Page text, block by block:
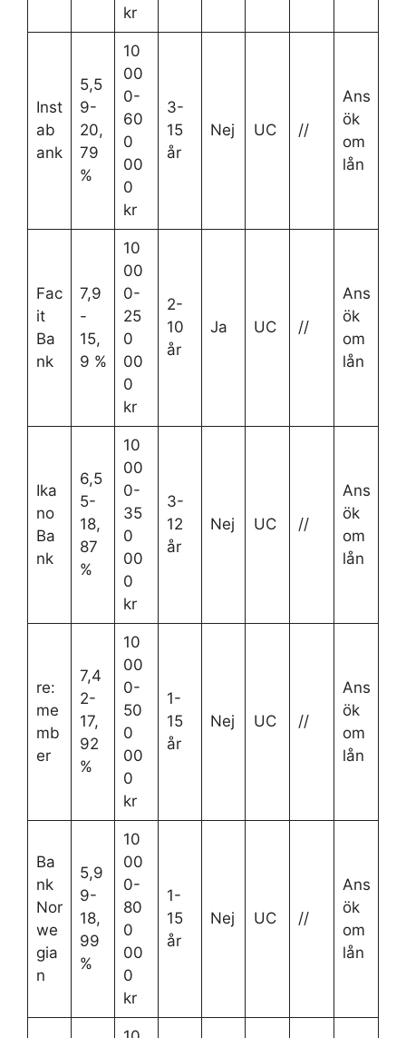
kr
Inst
ab
ank
5,5
9-
20,
79
%
10
00
0-
60
0
00
0
kr
3-
15
år
Nej UC //
Ans
ök
om
lån
Fac
it
Ba
nk
7,9
-
15,
9 %
10
00
0-
25
0
00
0
kr
2-
10
år
Ja UC //
Ans
ök
om
lån
Ika
no
Ba
nk
6,5
5-
18,
87
%
10
00
0-
35
0
00
0
kr
3-
12
år
Nej UC //
Ans
ök
om
lån
re:
me
mb
er
7,4
2-
17,
92
%
10
00
0-
50
0
00
0
kr
1-
15
år
Nej UC //
Ans
ök
om
lån
Ba
nk
Nor
we
gia
n
5,9
9-
18,
99
%
10
00
0-
80
0
00
0
kr
1-
15
år
Nej UC //
Ans
ök
om
lån